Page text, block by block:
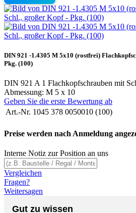
DIN 921 -1.4305 M 5x10 (rostfrei)
Pkg. (100)
DIN 921 A 1 Flachkopfschrauben mit
Abmessung: M 5 x 10
Geben Sie die erste Bewertung ab
Art.-Nr. 1045 378 0050010 (100)
Preise werden nach Anmeldung
Interne Notiz zur Position an uns
Vergleichen
Fragen?
Weitersagen
Gut zu wissen